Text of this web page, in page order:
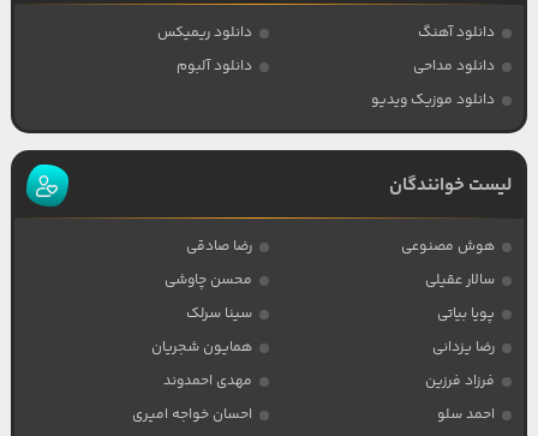
دانلود آهنگ
دانلود ریمیکس
دانلود مداحی
دانلود آلبوم
دانلود موزیک ویدیو
لیست خوانندگان
هوش مصنوعی
رضا صادقی
سالار عقیلی
محسن چاوشی
پویا بیاتی
سینا سرلک
رضا یزدانی
همایون شجریان
فرزاد فرزین
مهدی احمدوند
احمد سلو
احسان خواجه امیری